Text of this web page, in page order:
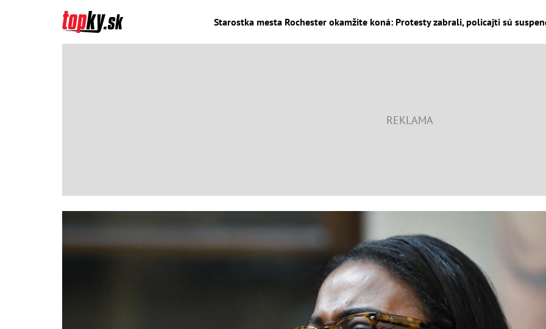
Starostka mesta Rochester okamžite koná: Protesty zabrali, policajti sú